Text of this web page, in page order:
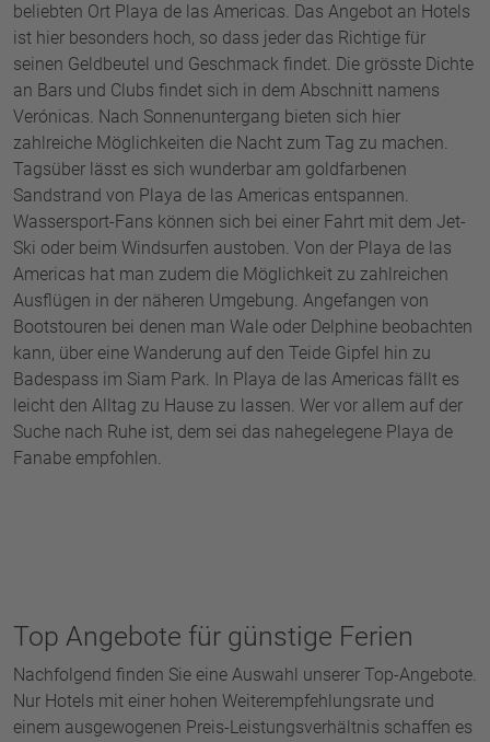
beliebten Ort Playa de las Americas. Das Angebot an Hotels
ist hier besonders hoch, so dass jeder das Richtige für
seinen Geldbeutel und Geschmack findet. Die grösste Dichte
an Bars und Clubs findet sich in dem Abschnitt namens
Verónicas. Nach Sonnenuntergang bieten sich hier
zahlreiche Möglichkeiten die Nacht zum Tag zu machen.
Tagsüber lässt es sich wunderbar am goldfarbenen
Sandstrand von Playa de las Americas entspannen.
Wassersport-Fans können sich bei einer Fahrt mit dem Jet-
Ski oder beim Windsurfen austoben. Von der Playa de las
Americas hat man zudem die Möglichkeit zu zahlreichen
Ausflügen in der näheren Umgebung. Angefangen von
Bootstouren bei denen man Wale oder Delphine beobachten
kann, über eine Wanderung auf den Teide Gipfel hin zu
Badespass im Siam Park. In Playa de las Americas fällt es
leicht den Alltag zu Hause zu lassen. Wer vor allem auf der
Suche nach Ruhe ist, dem sei das nahegelegene Playa de
Fanabe empfohlen.
Top Angebote für günstige Ferien
Nachfolgend finden Sie eine Auswahl unserer Top-Angebote.
Nur Hotels mit einer hohen Weiterempfehlungsrate und
einem ausgewogenen Preis-Leistungsverhältnis schaffen es